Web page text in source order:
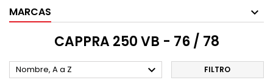
MARCAS
CAPPRA 250 VB - 76 / 78
Nombre, A a Z  FILTRO